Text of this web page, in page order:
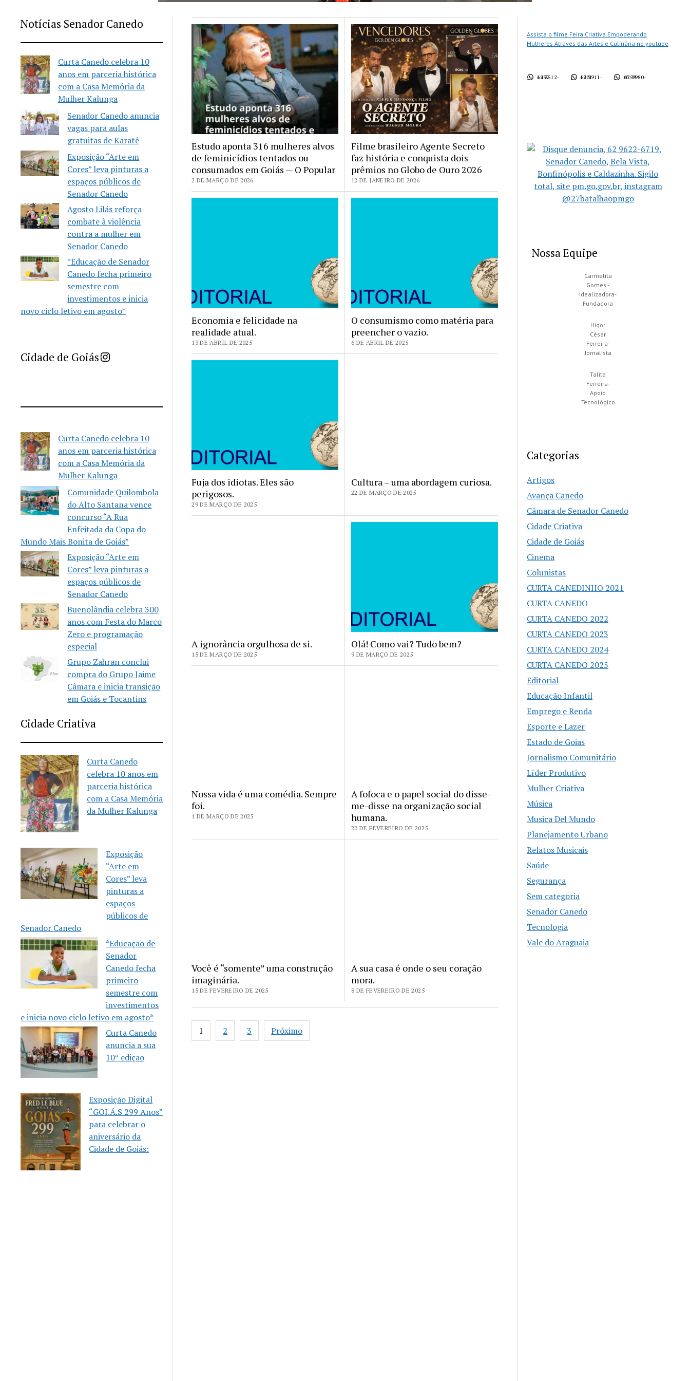
Notícias Senador Canedo
Curta Canedo celebra 10
anos em parceria histórica
com a Casa Memória da
Mulher Kalunga
Senador Canedo anuncia
vagas para aulas
gratuitas de Karatê
Exposição “Arte em
Cores” leva pinturas a
espaços públicos de
Senador Canedo
Agosto Lilás reforça
combate à violência
contra a mulher em
Senador Canedo
*Educação de Senador
Canedo fecha primeiro
semestre com
investimentos e inicia
novo ciclo letivo em agosto*
Cidade de GoiásImprensa Criativa da Cidade de Goiás
Curta Canedo celebra 10
anos em parceria histórica
com a Casa Memória da
Mulher Kalunga
Comunidade Quilombola
do Alto Santana vence
concurso “A Rua
Enfeitada da Copa do
Mundo Mais Bonita de Goiás”
Exposição “Arte em
Cores” leva pinturas a
espaços públicos de
Senador Canedo
Buenolândia celebra 300
anos com Festa do Marco
Zero e programação
especial
Grupo Zahran conclui
compra do Grupo Jaime
Câmara e inicia transição
em Goiás e Tocantins
Cidade Criativa
Curta Canedo
celebra 10 anos em
parceria histórica
com a Casa Memória
da Mulher Kalunga
Exposição
“Arte em
Cores” leva
pinturas a
espaços
públicos de
Senador Canedo
*Educação de
Senador
Canedo fecha
primeiro
semestre com
investimentos
e inicia novo ciclo letivo em agosto*
Curta Canedo
anuncia a sua
10ª edição
Exposição Digital
“GOI.Á.S 299 Anos”
para celebrar o
aniversário da
Cidade de Goiás:
Estudo aponta 316 mulheres alvos
de feminicídios tentados ou
consumados em Goiás — O Popular
2 DE MARÇO DE 2026
Filme brasileiro Agente Secreto
faz história e conquista dois
prêmios no Globo de Ouro 2026
12 DE JANEIRO DE 2026
Economia e felicidade na
realidade atual.
13 DE ABRIL DE 2025
O consumismo como matéria para
preencher o vazio.
6 DE ABRIL DE 2025
Fuja dos idiotas. Eles são
perigosos.
29 DE MARÇO DE 2025
Cultura – uma abordagem curiosa.
22 DE MARÇO DE 2025
A ignorância orgulhosa de si.
15 DE MARÇO DE 2025
Olá! Como vai? Tudo bem?
9 DE MARÇO DE 2025
Nossa vida é uma comédia. Sempre
foi.
1 DE MARÇO DE 2025
A fofoca e o papel social do disse-
me-disse na organização social
humana.
22 DE FEVEREIRO DE 2025
Você é “somente” uma construção
imaginária.
15 DE FEVEREIRO DE 2025
A sua casa é onde o seu coração
mora.
8 DE FEVEREIRO DE 2025
Paginação
de
1 2 3 Próximo
Assista o filme Feira Criativa Empoderando
Mulheres Através das Artes e Culinária no youtube
62 3512-1437 62 9911-1901 62 9980-0759
Nossa Equipe
Carmelita
Gomes -
Idealizadora-
Fundadora
Higor
César
Ferreira-
Jornalista
Talita
Ferreira-
Apoio
Tecnológico
Categorias
Artigos
Avança Canedo
Câmara de Senador Canedo
Cidade Criativa
Cidade de Goiás
Cinema
Colunistas
CURTA CANEDINHO 2021
CURTA CANEDO
CURTA CANEDO 2022
CURTA CANEDO 2023
CURTA CANEDO 2024
CURTA CANEDO 2025
Editorial
Educação Infantil
Emprego e Renda
Esporte e Lazer
Estado de Goias
Jornalismo Comunitário
Líder Produtivo
Mulher Criativa
Música
Musica Del Mundo
Planejamento Urbano
Relatos Musicais
Saúde
Segurança
Sem categoria
Senador Canedo
Tecnologia
Vale do Araguaia